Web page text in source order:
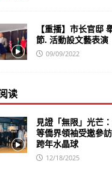
【重播】市长官邸
節. 活動設文藝表演
09/09/2022
读
見證「無限」光芒
等僑界領袖受邀參
跨年水晶球
12/18/2025